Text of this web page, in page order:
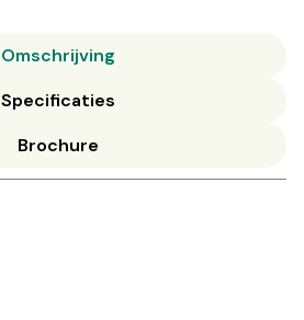
Omschrijving
Specificaties
Brochure